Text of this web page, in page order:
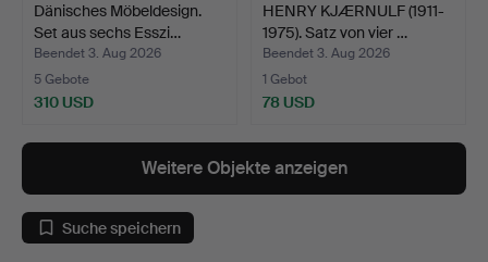
Dänisches Möbeldesign.
Set aus sechs Esszi…
Beendet 3. Aug 2026
5 Gebote
310 USD
HENRY KJÆRNULF (1911-
1975). Satz von vier …
Beendet 3. Aug 2026
1 Gebot
78 USD
Weitere Objekte anzeigen
Suche speichern